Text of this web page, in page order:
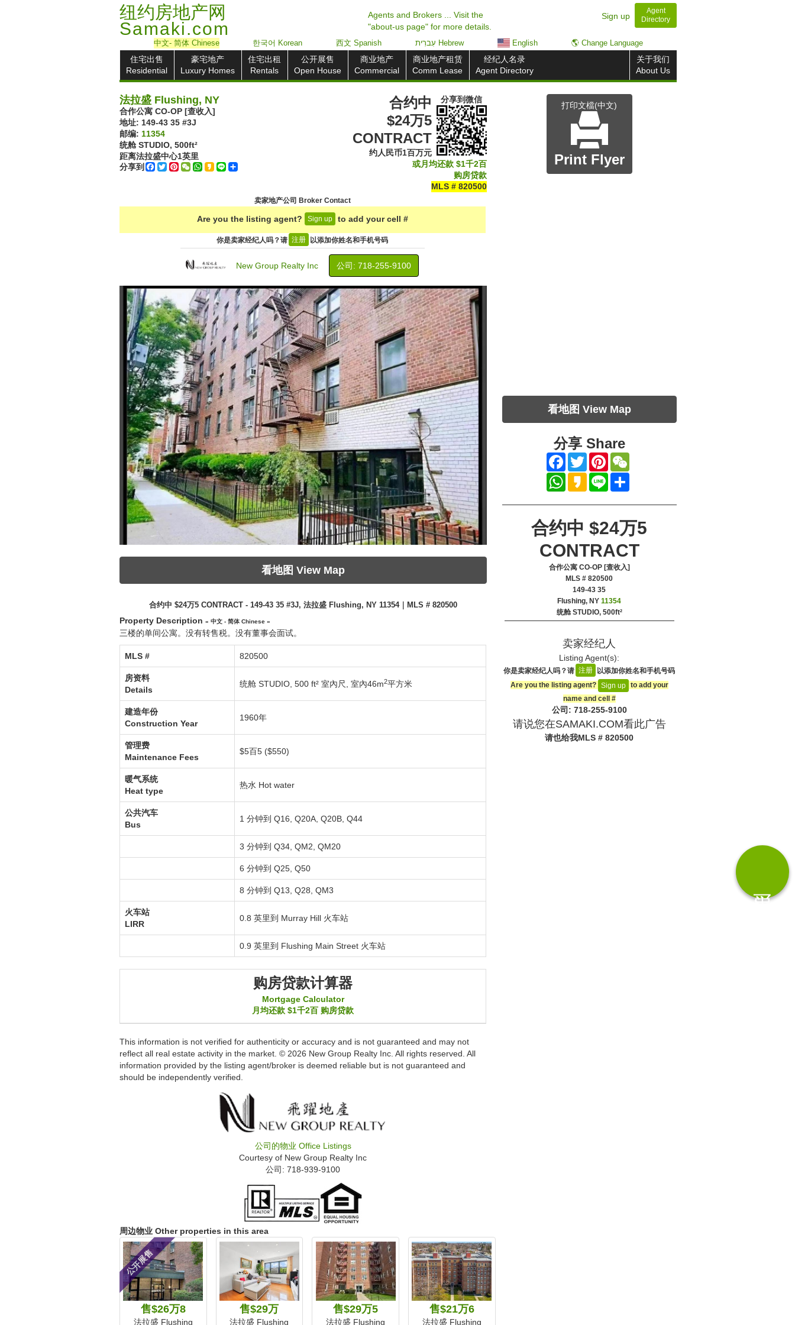
纽约房地产网
Samaki.com
Agents and Brokers ... Visit the
"about-us page" for more details.
Sign up
Agent
Directory
中文- 简体Chinese 한국어 Korean 西文 Spanish עִברִית Hebrew English 🌎 Change Language
住宅出售
Residential
豪宅地产
Luxury Homes
住宅出租
Rentals
公开展售
Open House
商业地产
Commercial
商业地产租赁
Comm Lease
经纪人名录
Agent Directory
关于我们
About Us
法拉盛 Flushing, NY
合作公寓 CO-OP [查收入]
地址: ‎149-43 35 #3J
邮编: 11354
统舱 STUDIO, 500ft²
距离法拉盛中心1英里
分享到
Facebook
TwitterPinterest
WeChat
WhatsApp
Kakao
Line
分享到微信
合约中
$24万5
CONTRACT
约人民币1百万元
或月均还款 $1千2百
购房贷款
MLS # 820500
卖家地产公司 Broker Contact
Are you the listing agent? Sign up to add your cell #
你是卖家经纪人吗？请 注册 以添加你姓名和手机号码
New Group Realty Inc 公司: ‍718-255-9100
看地图 View Map
合约中 $24万5 CONTRACT - 149-43 35 #3J, 法拉盛 Flushing, NY 11354｜MLS # 820500
Property Description « 中文 - 简体 Chinese »
三楼的单间公寓。没有转售税。没有董事会面试。
MLS #‎ 820500
房资料
Details
统舱 STUDIO, 500 ft² 室內尺 室內46m2平方米
建造年份
Construction Year
1960年
管理费
Maintenance Fees
$5百5 ($550)
暖气系统
Heat type
热水 Hot water
公共汽车
Bus
1 分钟到 Q16, Q20A, Q20B, Q44
3 分钟到 Q34, QM2, QM20
6 分钟到 Q25, Q50
8 分钟到 Q13, Q28, QM3
火车站
LIRR
0.8 英里到 Murray Hill 火车站
0.9 英里到 Flushing Main Street 火车站
购房贷款计算器
Mortgage Calculator
月均还款 $1千2百 购房贷款
This information is not verified for authenticity or accuracy and is not guaranteed and may not
reflect all real estate activity in the market. © 2026 New Group Realty Inc. All rights reserved. All
information provided by the listing agent/broker is deemed reliable but is not guaranteed and
should be independently verified.
公司的物业 Office Listings
Courtesy of New Group Realty Inc
公司: ‍718-939-9100
周边物业 Other properties in this area
公开展售
售$26万8
法拉盛 Flushing
售$29万
法拉盛 Flushing
售$29万5
法拉盛 Flushing
售$21万6
法拉盛 Flushing
打印文檔(中文)
Print Flyer
看地图 View Map
分享Share
Facebook
TwitterPinterest
WhatsApp
KakaoLine
合约中 $24万5
CONTRACT
合作公寓 CO-OP [查收入]
MLS # 820500
‎149-43 35
Flushing, NY11354
统舱 STUDIO, 500ft²
卖家经纪人
Listing Agent(s):‎
你是卖家经纪人吗？请 注册
以添加你姓名和手机号码
Are you the listing agent? Sign up to add your
name and cell #‎
公司: ‍718-255-9100
请说您在SAMAKI.COM看此广告
请也给我MLS # 820500